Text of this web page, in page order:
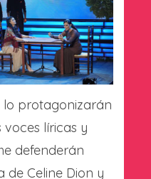
lo protagonizarán
voces líricas y
defenderán
de Celine Dion y